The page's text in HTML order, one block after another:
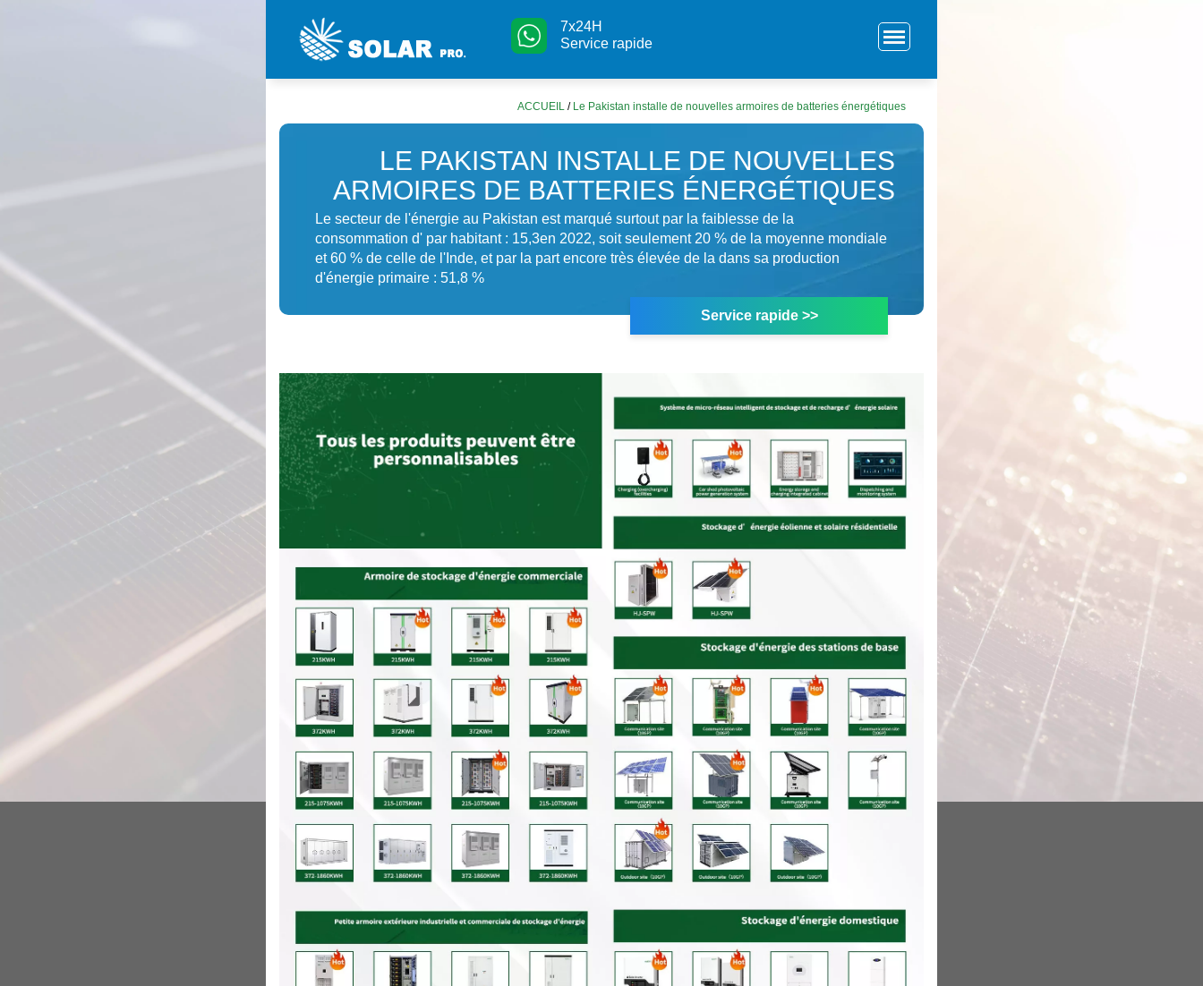
7x24H
Service rapide
ACCUEIL / Le Pakistan installe de nouvelles armoires de batteries énergétiques
LE PAKISTAN INSTALLE DE NOUVELLES
ARMOIRES DE BATTERIES ÉNERGÉTIQUES
Le secteur de l'énergie au Pakistan est marqué surtout par la faiblesse de la
consommation d' par habitant : 15,3en 2022, soit seulement 20 % de la moyenne mondiale
et 60 % de celle de l'Inde, et par la part encore très élevée de la dans sa production
d'énergie primaire : 51,8 %
Service rapide >>